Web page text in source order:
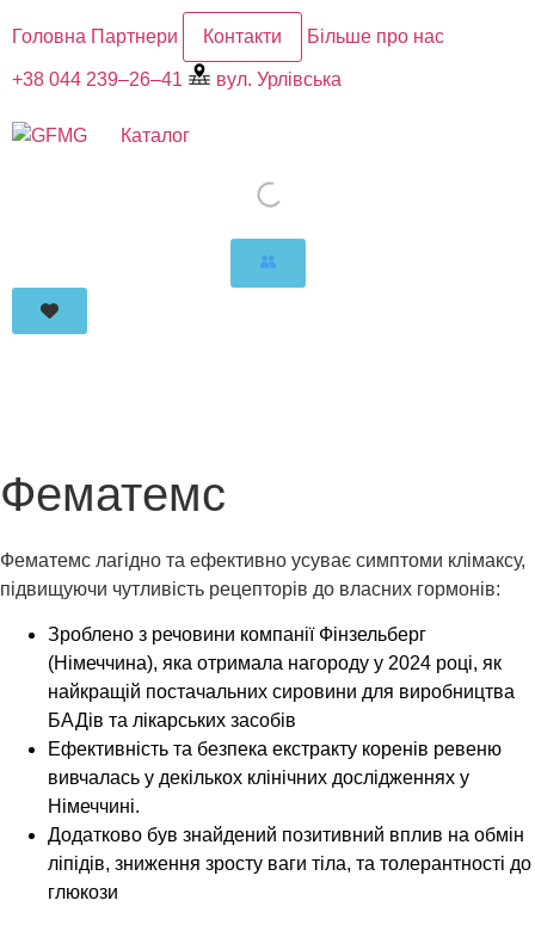
Головна Партнери Контакти Більше про нас
+38 044 239–26–41 вул. Урлівська
Каталог
Фематемс
Фематемс лагідно та ефективно усуває симптоми клімаксу,
підвищуючи чутливість рецепторів до власних гормонів:
Зроблено з речовини компанії Фінзельберг
(Німеччина), яка отримала нагороду у 2024 році, як
найкращій постачальних сировини для виробництва
БАДів та лікарських засобів
Ефективність та безпека екстракту коренів ревеню
вивчалась у декількох клінічних дослідженнях у
Німеччині.
Додатково був знайдений позитивний вплив на обмін
ліпідів, зниження зросту ваги тіла, та толерантності до
глюкози